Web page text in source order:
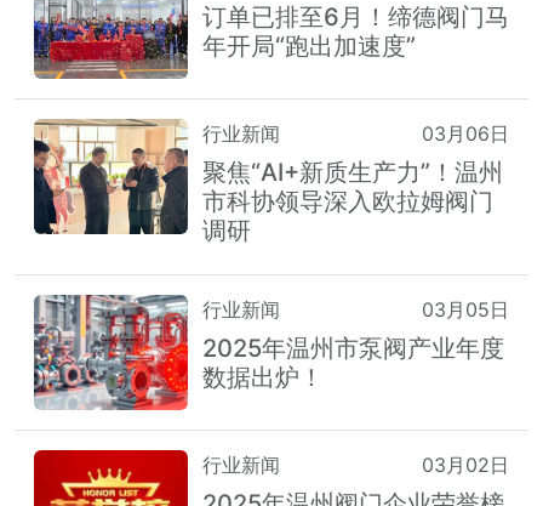
订单已排至6月！缔德阀门马
年开局“跑出加速度”
行业新闻 03月06日
聚焦“AI+新质生产力”！温州
市科协领导深入欧拉姆阀门
调研
行业新闻 03月05日
2025年温州市泵阀产业年度
数据出炉！
行业新闻 03月02日